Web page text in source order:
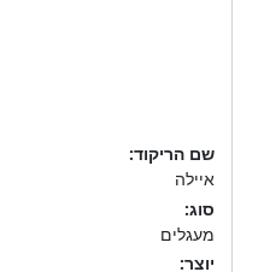
שם הריקוד:
איילה
סוג:
מעגלים
יוצר: